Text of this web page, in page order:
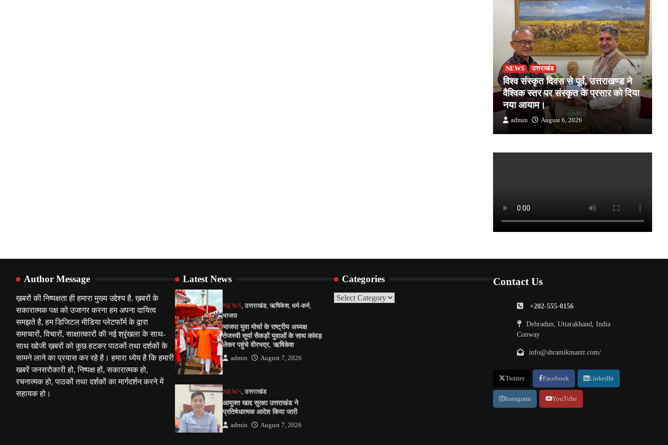
NEWS उत्तराखंड
विश्व संस्कृत दिवस से पूर्व, उत्तराखण्ड ने
वैश्विक स्तर पर संस्कृत के प्रसार को दिया
नया आयाम।
admin August 6, 2026
Author Message
ख़बरों की निष्पक्षता ही हमारा मुख्य उद्देश्य है. ख़बरों के
सकारात्मक पक्ष को उजागर करना हम अपना दायित्व
समझते है, हम डिजिटल मीडिया प्लेटफॉर्म के द्वारा
समाचारों, विचारों, साक्षात्कारों की नई श्रृंखला के साथ-
साथ खोजी ख़बरों को कुछ हटकर पाठकों तथा दर्शकों के
सामने लाने का प्रयास कर रहे है। हमारा ध्येय है कि हमारी
खबरें जनसरोकारी हो, निष्पक्ष हों, सकारात्मक हो,
रचनात्मक हो, पाठकों तथा दर्शकों का मार्गदर्शन करने में
सहायक हो।
Latest News
NEWS उत्तराखंड, ऋषिकेश, धर्म-कर्म,
भाजपा
भाजपा युवा मोर्चा के राष्ट्रीय अध्यक्ष
तेजस्वी सूर्या सैकड़ों युवाओं के साथ कांवड़
लेकर पहुंचे वीरभद्र, ऋषिकेश
admin August 7, 2026
NEWS उत्तराखंड
आयुक्त खाद्द सुरक्षा उत्तराखंड ने
प्रतिषेधात्मक आदेश किया जारी
admin August 7, 2026
Categories
Categories
Contact Us
+202-555-0156
Dehradun, Uttarakhand, India
Conway
info@shramikmantr.com/
Twitter Facebook LinkedIn
Instagram YouTube